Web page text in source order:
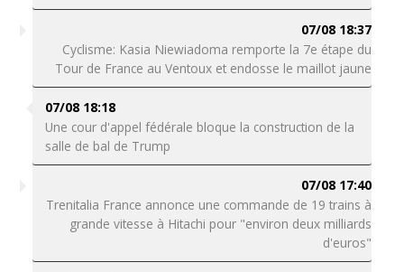
07/08 18:37
Cyclisme: Kasia Niewiadoma remporte la 7e étape du
Tour de France au Ventoux et endosse le maillot jaune
07/08 18:18
Une cour d'appel fédérale bloque la construction de la
salle de bal de Trump
07/08 17:40
Trenitalia France annonce une commande de 19 trains à
grande vitesse à Hitachi pour "environ deux milliards
d'euros"